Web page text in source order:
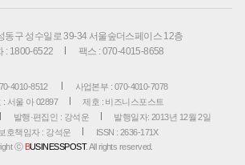
동구 성수일로 39-34 서울숲더스페이스 12층
: 1800-6522
팩스 : 070-4015-8658
4010-8512
사업본부 : 070-4010-7078
: 서울 아 02897
제호 : 비즈니스포스트
발행·편집인 : 강석운
발행일자: 2013년 12월 2일
호책임자 : 강석운
ISSN : 2636-171X
ⓒ BUSINESSPOST. All rights reserved.